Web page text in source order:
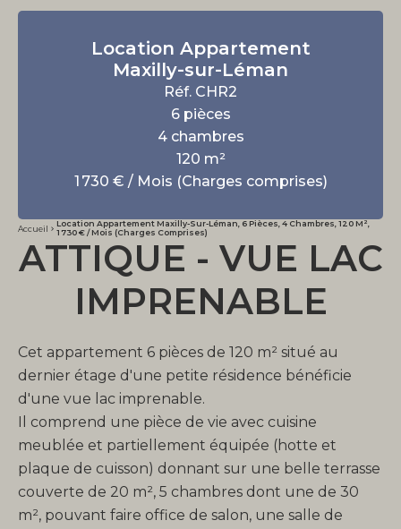
Location Appartement
Maxilly-sur-Léman
Réf. CHR2
6 pièces
4 chambres
120 m²
1 730 € / Mois (Charges comprises)
Accueil
Location Appartement Maxilly-Sur-Léman, 6 Pièces, 4 Chambres, 120 M²,
1 730 € / Mois (Charges Comprises)
ATTIQUE - VUE LAC
IMPRENABLE
Cet appartement 6 pièces de 120 m² situé au
dernier étage d'une petite résidence bénéficie
d'une vue lac imprenable.
Il comprend une pièce de vie avec cuisine
meublée et partiellement équipée (hotte et
plaque de cuisson) donnant sur une belle terrasse
couverte de 20 m², 5 chambres dont une de 30
m², pouvant faire office de salon, une salle de